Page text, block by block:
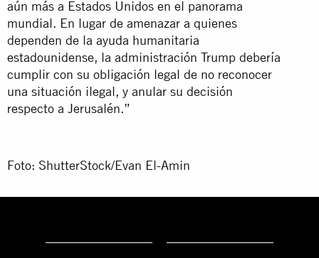
aún más a Estados Unidos en el panorama
mundial. En lugar de amenazar a quienes
dependen de la ayuda humanitaria
estadounidense, la administración Trump debería
cumplir con su obligación legal de no reconocer
una situación ilegal, y anular su decisión
respecto a Jerusalén.”
Foto: ShutterStock/Evan El-Amin